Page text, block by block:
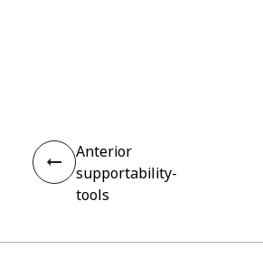
Anterior
supportability-
tools